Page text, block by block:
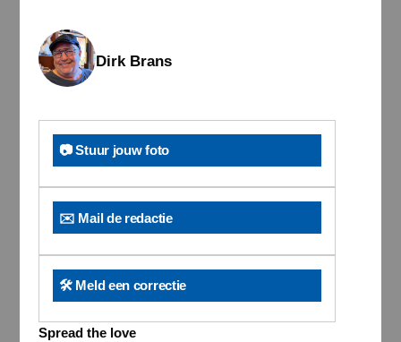
Dirk Brans
📷 Stuur jouw foto
✉️ Mail de redactie
🛠️ Meld een correctie
Spread the love